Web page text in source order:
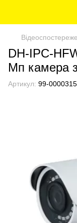
DH-IPC-
Мп камера з
Артикул: 99-